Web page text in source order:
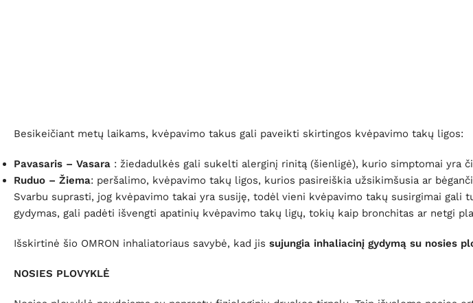
Besikeičiant metų laikams, kvėpavimo takus gali paveikti skirtingos kvėpavimo takų ligos:
Pavasaris – Vasara : žiedadulkės gali sukelti alerginį rinitą (šienligė), kurio simptomai yra
Ruduo – Žiema: peršalimo, kvėpavimo takų ligos, kurios pasireiškia užsikimšusia ar
Svarbu suprasti, jog kvėpavimo takai yra susiję, todėl vieni kvėpavimo takų susirgimai
gydymas, gali padėti išvengti apatinių kvėpavimo takų ligų, tokių kaip bronchitas ar netgi
Išskirtinė šio OMRON inhaliatoriaus savybė, kad jis sujungia inhaliacinį gydymą su nosies
NOSIES PLOVYKLĖ